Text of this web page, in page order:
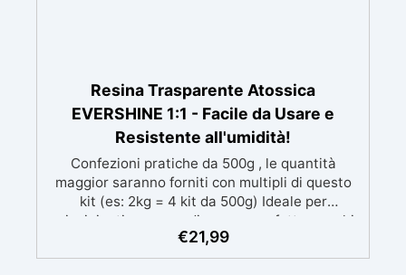
Resina Trasparente Atossica
EVERSHINE 1:1 - Facile da Usare e
Resistente all'umidità!
Confezioni pratiche da 500g , le quantità
maggior saranno forniti con multipli di questo
kit (es: 2kg = 4 kit da 500g) Ideale per
principianti: a prova di errore, perfetta per chi
inizia. Sempre lucida: garantisce una finitura
brillante e uniforme in ogni condizione.
€21,99